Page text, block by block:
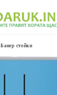
Банер стойки